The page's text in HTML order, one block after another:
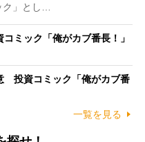
」とし…
ミック「俺がカブ番長！」
投資コミック「俺がカブ番
一覧を見る